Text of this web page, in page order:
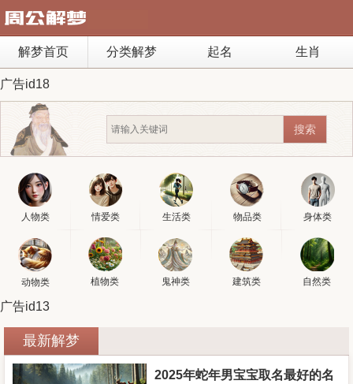
解梦首页 分类解梦 起名 生肖
广告id18
人物类 情爱类 生活类 物品类 身体类
动物类 植物类 鬼神类 建筑类 自然类
广告id13
最新解梦
2025年蛇年男宝宝取名最好的名